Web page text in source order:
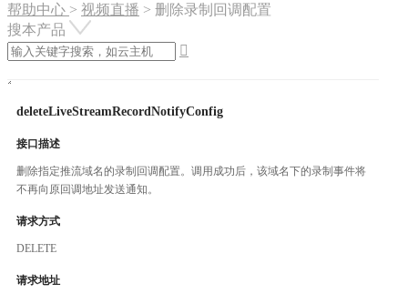
帮助中心 > 视频直播 > 删除录制回调配置
搜本产品

deleteLiveStreamRecordNotifyConfig
接口描述
删除指定推流域名的录制回调配置。调用成功后，该域名下的录制事件将
不再向原回调地址发送通知。
请求方式
DELETE
请求地址